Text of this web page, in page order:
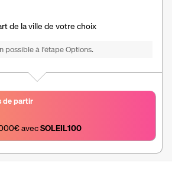
de la ville de votre choix
possible à l’étape Options.
de partir
avec SOLEIL100